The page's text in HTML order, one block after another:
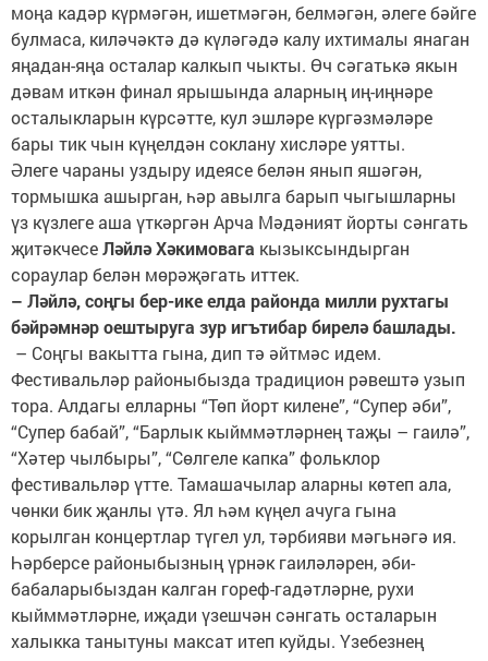
моңа кадәр күрмәгән, ишетмәгән, белмәгән, әлеге бәйге
булмаса, киләчәктә дә күләгәдә калу ихтималы янаган
яңадан-яңа осталар калкып чыкты. Өч сәгатькә якын
дәвам иткән финал ярышында аларның иң-иңнәре
осталыкларын күрсәтте, кул эшләре күргәзмәләре
бары тик чын күңелдән соклану хисләре уятты.
Әлеге чараны уздыру идеясе белән янып яшәгән,
тормышка ашырган, һәр авылга барып чыгышларны
үз күзлеге аша үткәргән Арча Мәдәният йорты сәнгать
җитәкчесеЛәйлә Хәкимовага кызыксындырган
сораулар белән мөрәҗәгать иттек.
– Ләйлә, соңгы бер-ике елда районда милли рухтагы
бәйрәмнәр оештыруга зур игътибар бирелә башлады.
– Соңгы вакытта гына, дип тә әйтмәс идем.
Фестивальләр районыбызда традицион рәвештә узып
тора. Алдагы елларны “Төп йорт килене”, “Супер әби”,
“Супер бабай”, “Барлык кыйммәтләрнең таҗы – гаилә”,
“Хәтер чылбыры”, “Сөлгеле капка” фольклор
фестивальләр үтте. Тамашачылар аларны көтеп ала,
чөнки бик җанлы үтә. Ял һәм күңел ачуга гына
корылган концертлар түгел ул, тәрбияви мәгьнәгә ия.
Һәрберсе районыбызның үрнәк гаиләләрен, әби-
бабаларыбыздан калган гореф-гадәтләрне, рухи
кыйммәтләрне, иҗади үзешчән сәнгать осталарын
халыкка танытуны максат итеп куйды. Үзебезнең